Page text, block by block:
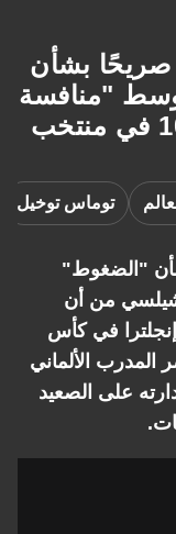
صريحًا بشأن
"منافسة
شديدة" على منصب رقم 10 في منتخب
توماس توخيل
"الضغوط"
من أن
في كأس
المدرب الألماني
على الصعيد